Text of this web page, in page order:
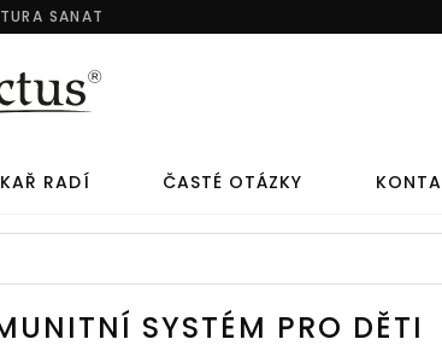
SANAT
RADÍ ČASTÉ OTÁZKY
SYSTÉM PRO DĚTI